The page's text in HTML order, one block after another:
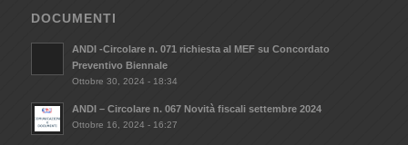
DOCUMENTI
ANDI -Circolare n. 071 richiesta al MEF su Concordato
Preventivo Biennale
Ottobre 30, 2024 - 18:34
ANDI – Circolare n. 067 Novità fiscali settembre 2024
Ottobre 16, 2024 - 16:27